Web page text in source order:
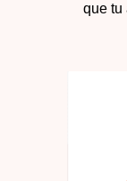
que tu